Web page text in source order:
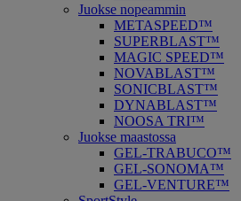
Juokse nopeammin
METASPEED™
SUPERBLAST™
MAGIC SPEED™
NOVABLAST™
SONICBLAST™
DYNABLAST™
NOOSA TRI™
Juokse maastossa
GEL-TRABUCO™
GEL-SONOMA™
GEL-VENTURE™